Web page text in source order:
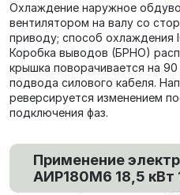
Охлаждение наружное
вентилятором на валу со
приводу; способ охлаждения
Коробка выводов (БРНО)
крышка поворачивается на
подвода силового кабеля.
реверсируется изменением
подключения фаз.
Применение
АИР180М6 18,5 кВт